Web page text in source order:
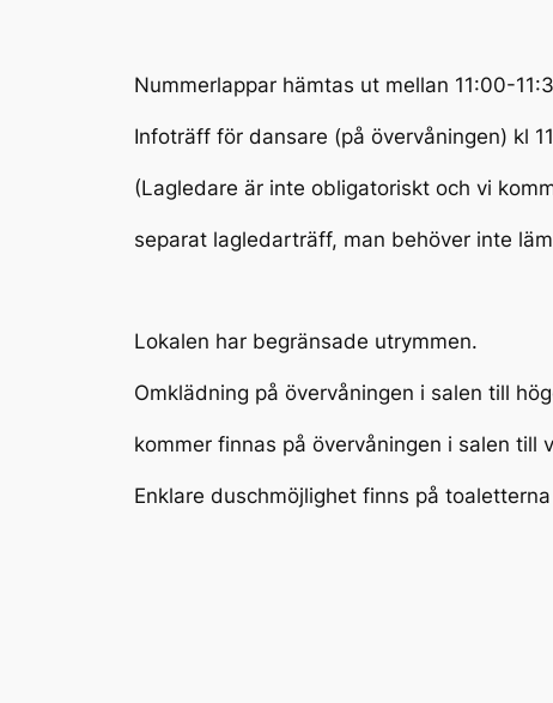
Nummerlappar hämtas ut mellan 11:00-
Infoträff för dansare (på övervåningen) kl
(Lagledare är inte obligatoriskt och vi
separat lagledarträff, man behöver inte
Lokalen har begränsade utrymmen.
Omklädning på övervåningen i salen till
kommer finnas på övervåningen i salen till
Enklare duschmöjlighet finns på